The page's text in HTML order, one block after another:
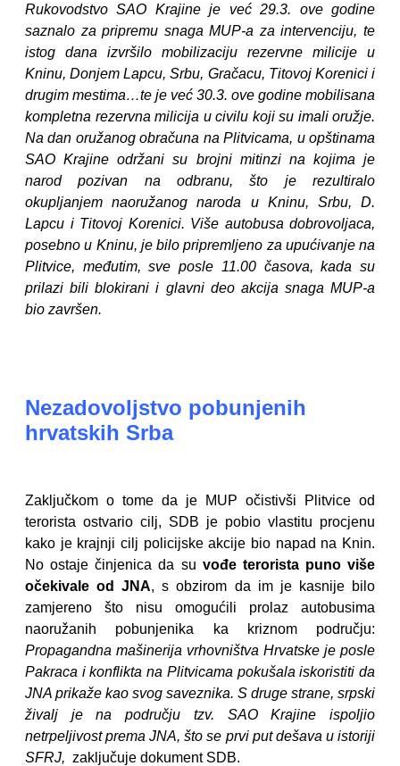
Rukovodstvo SAO Krajine je već 29.3. ove godine
saznalo za pripremu snaga MUP-a za intervenciju, te
istog dana izvršilo mobilizaciju rezervne milicije u
Kninu, Donjem Lapcu, Srbu, Gračacu, Titovoj Korenici i
drugim mestima…te je već 30.3. ove godine mobilisana
kompletna rezervna milicija u civilu koji su imali oružje.
Na dan oružanog obračuna na Plitvicama, u opštinama
SAO Krajine održani su brojni mitinzi na kojima je
narod pozivan na odbranu, što je rezultiralo
okupljanjem naoružanog naroda u Kninu, Srbu, D.
Lapcu i Titovoj Korenici. Više autobusa dobrovoljaca,
posebno u Kninu, je bilo pripremljeno za upućivanje na
Plitvice, međutim, sve posle 11.00 časova, kada su
prilazi bili blokirani i glavni deo akcija snaga MUP-a
bio završen.
Nezadovoljstvo pobunjenih
hrvatskih Srba
Zaključkom o tome da je MUP očistivši Plitvice od
terorista ostvario cilj, SDB je pobio vlastitu procjenu
kako je krajnji cilj policijske akcije bio napad na Knin.
No ostaje činjenica da su vođe terorista puno više
očekivale od JNA, s obzirom da im je kasnije bilo
zamjereno što nisu omogućili prolaz autobusima
naoružanih pobunjenika ka kriznom području:
Propagandna mašinerija vrhovništva Hrvatske je posle
Pakraca i konflikta na Plitvicama pokušala iskoristiti da
JNA prikaže kao svog saveznika. S druge strane, srpski
živalj je na području tzv. SAO Krajine ispoljio
netrpeljivost prema JNA, što se prvi put dešava u istoriji
SFRJ, zaključuje dokument SDB.